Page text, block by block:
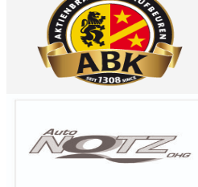
YouTube
Channel